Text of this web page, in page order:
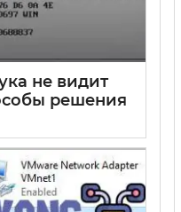
не видит
решения